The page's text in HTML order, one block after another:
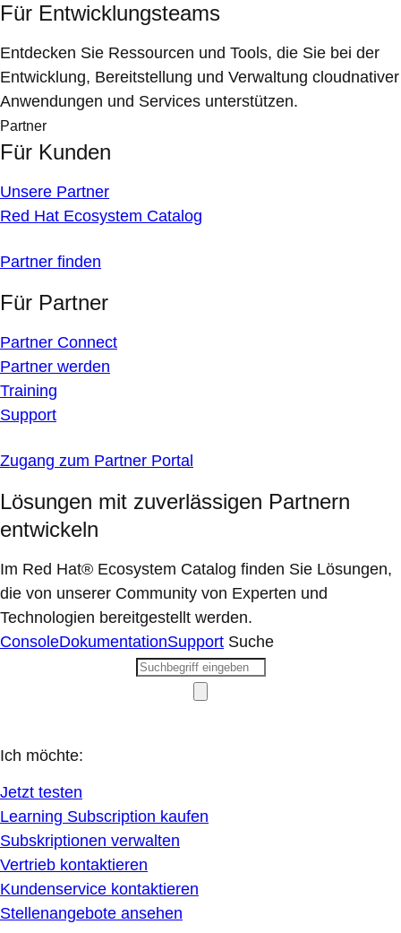
Für Entwicklungsteams
Entdecken Sie Ressourcen und Tools, die Sie bei der
Entwicklung, Bereitstellung und Verwaltung cloudnativer
Anwendungen und Services unterstützen.
Partner
Für Kunden
Unsere Partner
Red Hat Ecosystem Catalog
Partner finden
Für Partner
Partner Connect
Partner werden
Training
Support
Zugang zum Partner Portal
Lösungen mit zuverlässigen Partnern
entwickeln
Im Red Hat® Ecosystem Catalog finden Sie Lösungen,
die von unserer Community von Experten und
Technologien bereitgestellt werden.
ConsoleDokumentationSupport Suche
Ich möchte:
Jetzt testen
Learning Subscription kaufen
Subskriptionen verwalten
Vertrieb kontaktieren
Kundenservice kontaktieren
Stellenangebote ansehen